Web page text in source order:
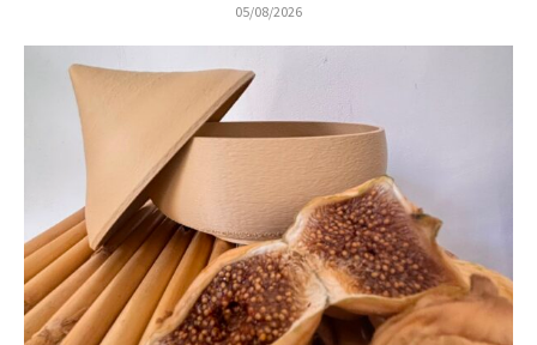
05/08/2026